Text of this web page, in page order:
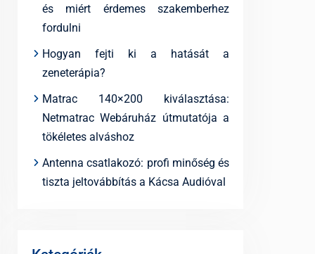
és miért érdemes szakemberhez
fordulni
Hogyan fejti ki a hatását a
zeneterápia?
Matrac 140×200 kiválasztása:
Netmatrac Webáruház útmutatója a
tökéletes alváshoz
Antenna csatlakozó: profi minőség és
tiszta jeltovábbítás a Kácsa Audióval